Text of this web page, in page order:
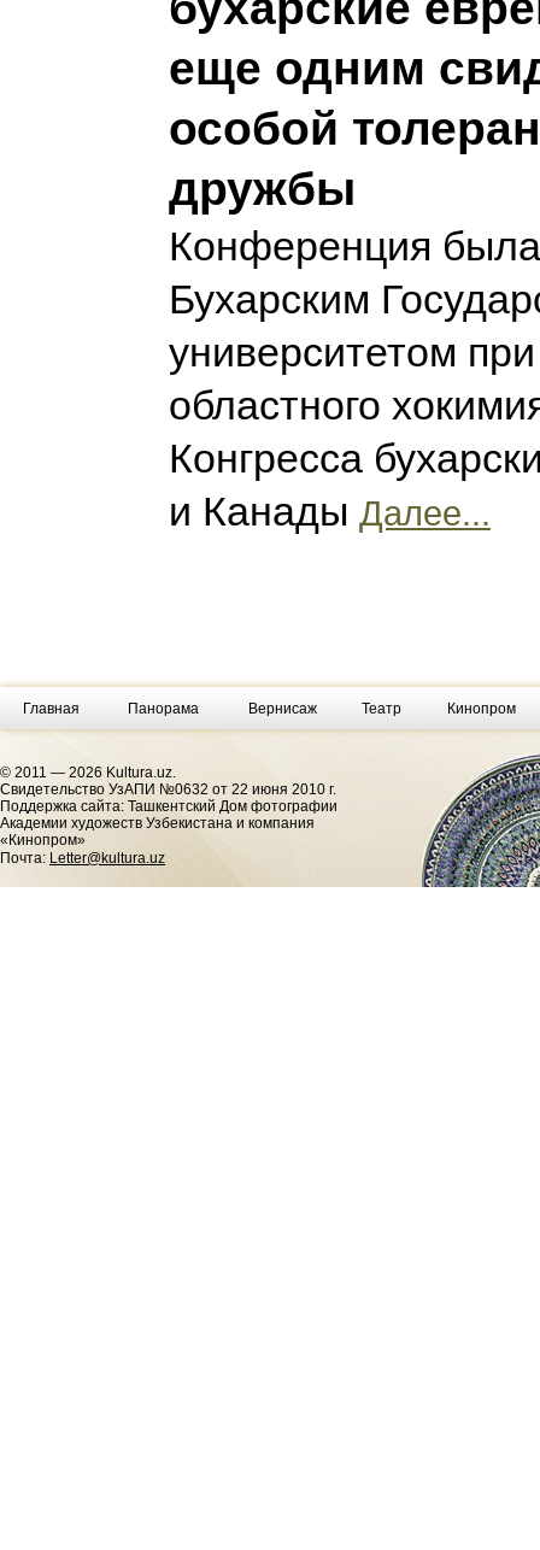
еще одним
особой
дружбы
Конференция
Бухарским
университетом
областного
Конгресса
и Канады Далее...
Главная Панорама Вернисаж Театр Кинопром
© 2011 — 2026 Kultura.uz.
Cвидетельство УзАПИ №0632 от 22 июня 2010 г.
Поддержка сайта: Ташкентский Дом фотографии
Академии художеств Узбекистана и компания
«Кинопром»
Почта: Letter@kultura.uz